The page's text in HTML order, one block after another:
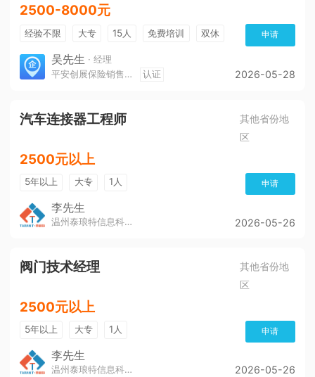
2500-8000元
经验不限 大专 15人 免费培训
双休
加班费
朝九晚五
申请
吴先生 · 经理
平安创展保险销售服务有限公司遵义分公司
认证 2026-05-28
汽车连接器工程师
其他省份地
区
2500元以上
5年以上 大专 1人 申请
李先生
温州泰琅特信息科技有限公司 2026-05-26
阀门技术经理
其他省份地
区
2500元以上
5年以上 大专 1人 申请
李先生
温州泰琅特信息科技有限公司 2026-05-26